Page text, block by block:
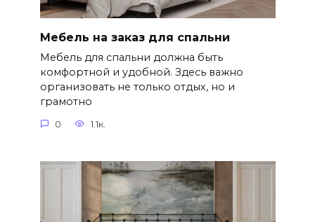
Мебель на заказ для спальни
Мебель для спальни должна быть
комфортной и удобной. Здесь важно
организовать не только отдых, но и
грамотно
0 1.1к.